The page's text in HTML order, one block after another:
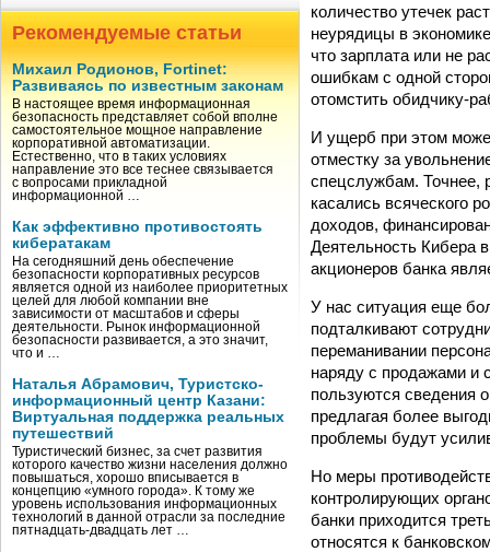
Рекомендуемые статьи
Михаил Родионов, Fortinet:
Развиваясь по известным законам
В настоящее время информационная
безопасность представляет собой вполне
самостоятельное мощное направление
корпоративной автоматизации.
Естественно, что в таких условиях
направление это все теснее связывается
с вопросами прикладной
информационной …
Как эффективно противостоять
кибератакам
На сегодняшний день обеспечение
безопасности корпоративных ресурсов
является одной из наиболее приоритетных
целей для любой компании вне
зависимости от масштабов и сферы
деятельности. Рынок информационной
безопасности развивается, а это значит,
что и …
Наталья Абрамович, Туристско-
информационный центр Казани:
Виртуальная поддержка реальных
путешествий
Туристический бизнес, за счет развития
которого качество жизни населения должно
повышаться, хорошо вписывается в
концепцию «умного города». К тому же
уровень использования информационных
технологий в данной отрасли за последние
пятнадцать-двадцать лет …
количество утечек
неурядицы в
что зарплата или не
ошибкам с одной
отомстить обидчику-
И ущерб при этом
отместку за
спецслужбам. Точнее,
касались всяческого
доходов,
Деятельность Кибера
акционеров банка
У нас ситуация еще
подталкивают
переманивании
наряду с продажами и
пользуются сведения
предлагая более
проблемы будут
Но меры
контролирующих
банки приходится
относятся к